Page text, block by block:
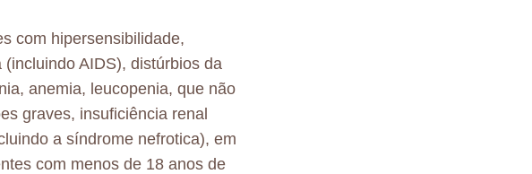
com hipersensibilidade,
AIDS), distúrbios da
anemia, leucopenia, que não
graves, insuficiência renal
a síndrome nefrotica), em
com menos de 18 anos de